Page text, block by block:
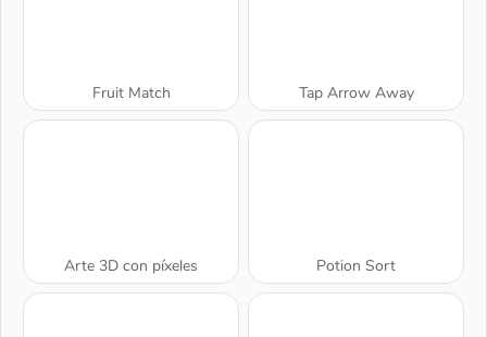
Fruit Match Tap Arrow Away
Arte 3D con píxeles Potion Sort